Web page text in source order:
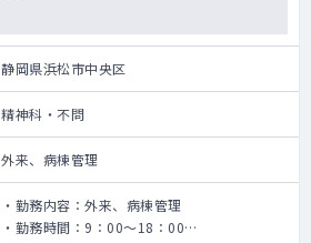
静岡県浜松市中央区
精神科・不問
外来、病棟管理
・勤務内容：外来、病棟管理
・勤務時間：9：00～18：00